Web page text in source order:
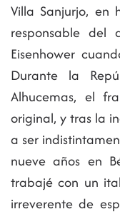
Villa Sanjurjo, en
responsable del
Eisenhower
Durante la
Alhucemas, el
original, y tras la
a ser
nueve años en
trabajé con un
irreverente de